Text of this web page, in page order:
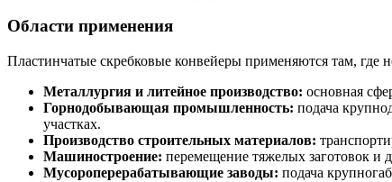
Области применения
Пластинчатые скребковые конвейеры применяются там,
Металлургия и литейное производство: основная
Горнодобывающая промышленность: подача
участках.
Производство строительных материалов:
Машиностроение: перемещение тяжелых заготовок и
Мусороперерабатывающие заводы: подача